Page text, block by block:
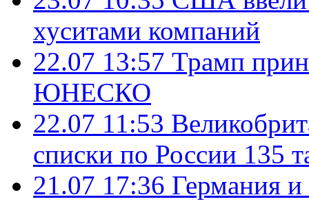
хуситами компаний
22.07 13:57 Трамп
ЮНЕСКО
22.07 11:53
списки по России 135
21.07 17:36 Германия